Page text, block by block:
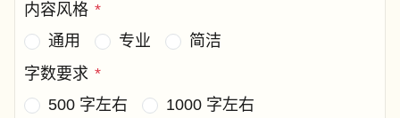
内容风格 *
通用
专业
简洁
字数要求 *
500 字左右
1000 字左右